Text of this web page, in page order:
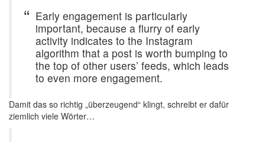
Early engagement is particularly
important, because a flurry of early
activity indicates to the Instagram
algorithm that a post is worth bumping to
the top of other users’ feeds, which leads
to even more engagement.
Damit das so richtig „überzeugend“ klingt, schreibt er dafür
ziemlich viele Wörter…